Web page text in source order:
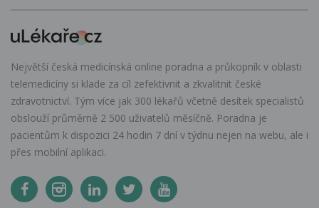
Největší česká medicínská online poradna a průkopník v oblasti
telemedicíny si klade za cíl zefektivnit a zkvalitnit české
zdravotnictví. Tým více jak 300 lékařů včetně desítek specialistů
obslouží průměrně 2 500 uživatelů měsíčně. Poradna je
pacientům k dispozici 24 hodin 7 dní v týdnu nejen na webu, ale i
přes mobilní aplikaci.